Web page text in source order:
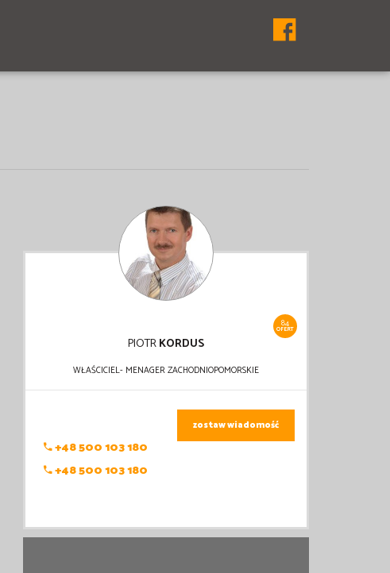
84
OFERT
PIOTRKORDUS
WŁAŚCICIEL- MENAGER ZACHODNIOPOMORSKIE
+48 500 103 180
+48 500 103 180
zostaw wiadomość